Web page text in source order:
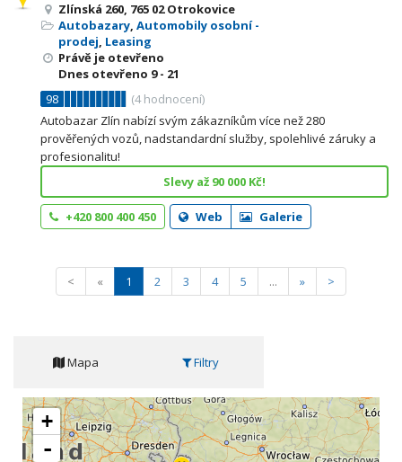
Zlínská 260, 765 02 Otrokovice
Autobazary, Automobily osobní -
prodej, Leasing
Právě je otevřeno
Dnes otevřeno 9 - 21
98
(4hodnocení)
Autobazar Zlín nabízí svým zákazníkům více než 280
prověřených vozů, nadstandardní služby, spolehlivé záruky a
profesionalitu!
Slevy až 90 000 Kč!
+420 800 400 450 Web Galerie
< « 1 2 3 4 5 ... » >
Mapa Filtry
+
-